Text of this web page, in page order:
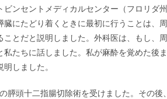
ビンセントメディカルセンター（フロリ
臓にたどり着くときに最初に行うことは
ことだと説明しました。外科医は、もし、
私たちに話しました。私が麻酔を覚めた後
しました。
膵頭十二指腸切除術を受けました。その